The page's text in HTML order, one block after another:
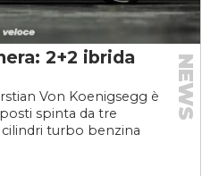
2+2 ibrida
Von Koenigsegg è
spinta da tre
turbo benzina
NEWS